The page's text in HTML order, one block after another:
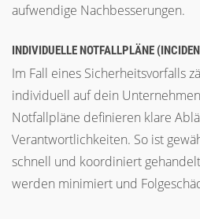
aufwendige Nachbesserungen.
INDIVIDUELLE NOTFALLPLÄNE
Im Fall eines Sicherheitsvorfalls
individuell auf dein
Notfallpläne definieren klare
Verantwortlichkeiten. So ist
schnell und koordiniert
werden minimiert und